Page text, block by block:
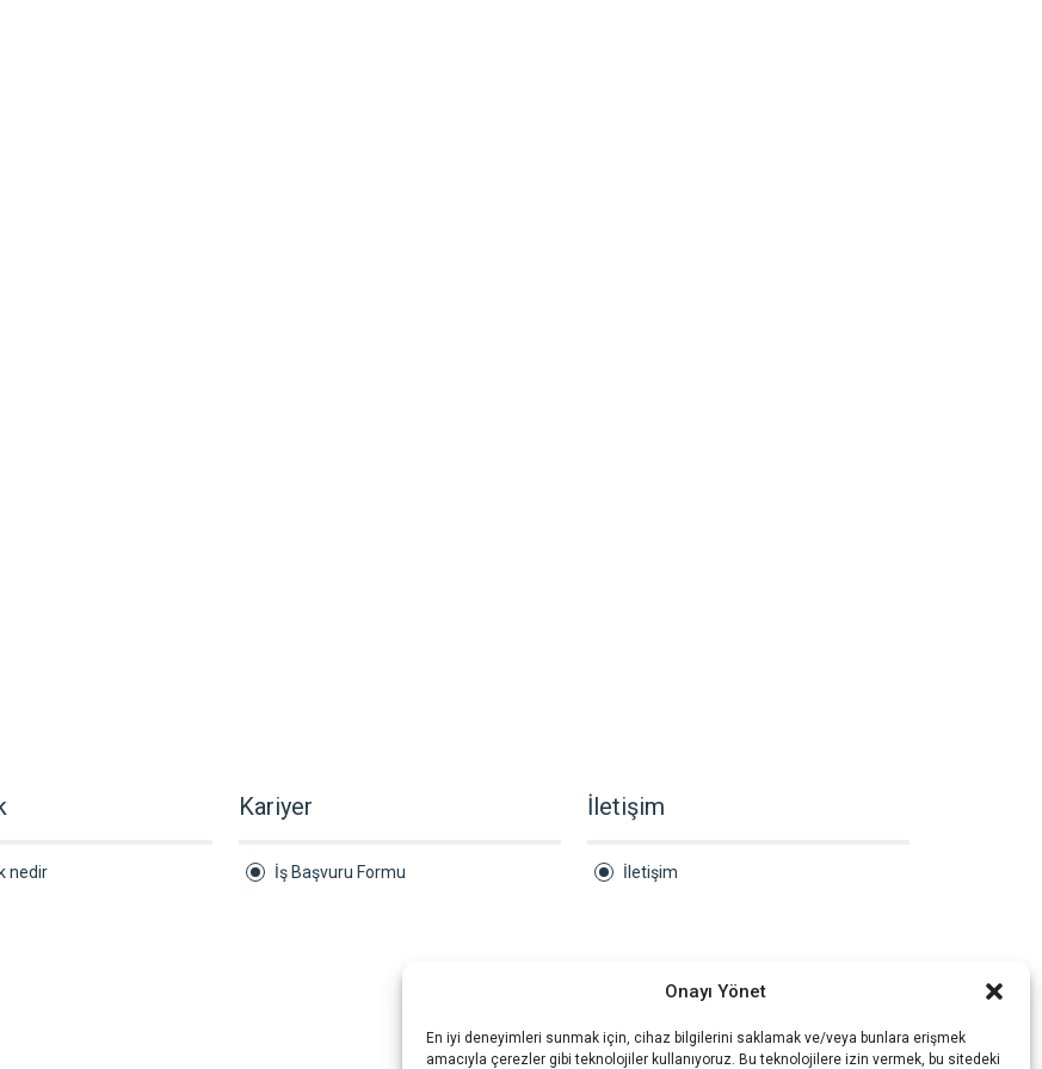
Onayı Yönet
En iyi deneyimleri sunmak için, cihaz bilgilerini saklamak ve/veya bunlara erişmek
amacıyla çerezler gibi teknolojiler kullanıyoruz. Bu teknolojilere izin vermek, bu sitedeki
nedir
Kariyer
İş Başvuru Formu
İletişim
İletişim